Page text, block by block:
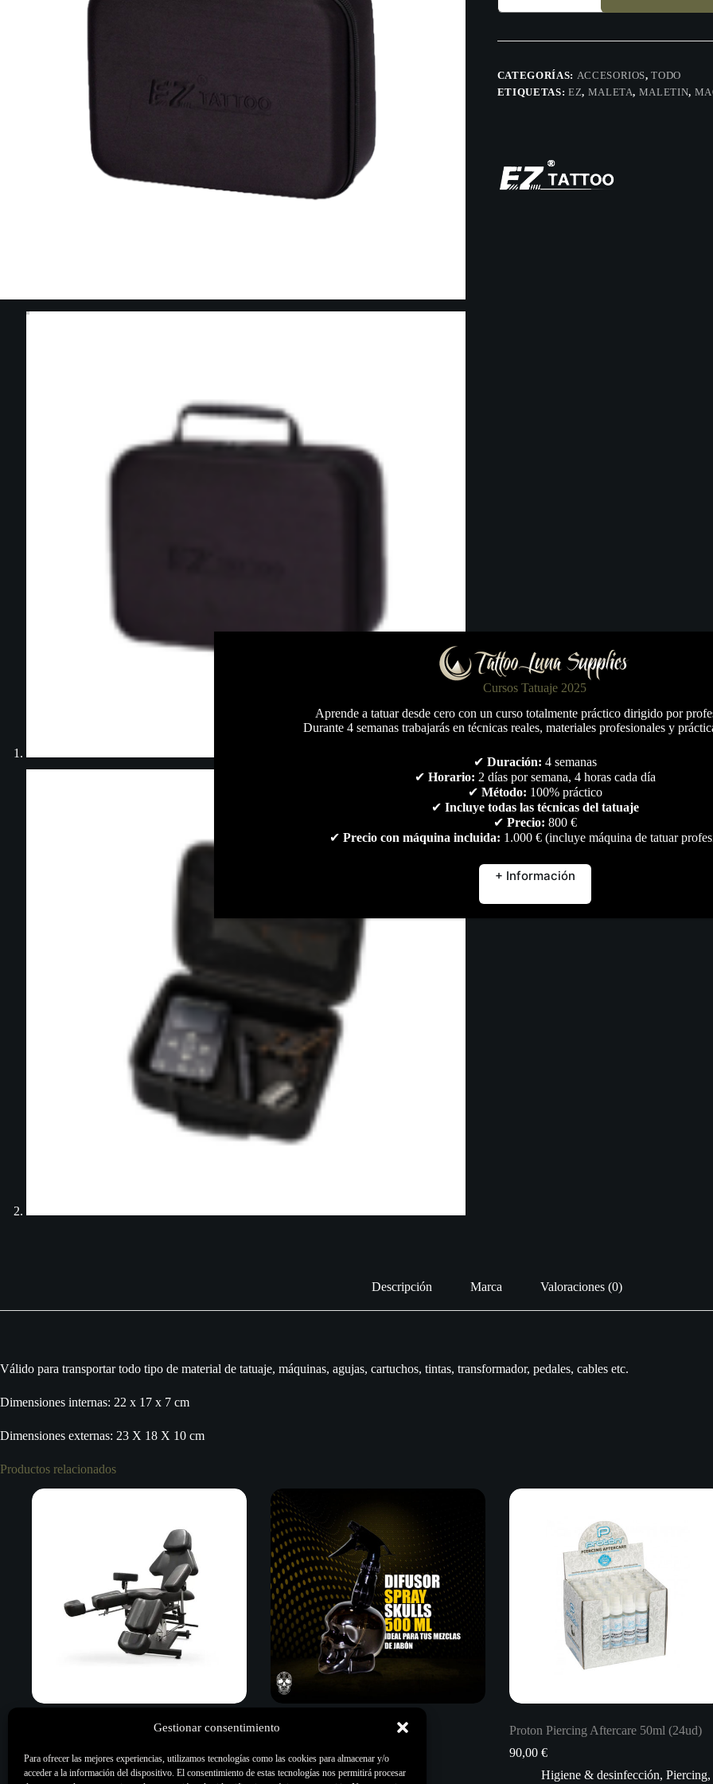
Gestionar consentimiento
Para ofrecer las mejores experiencias, utilizamos tecnologías como las cookies para almacenar y/o
acceder a la información del dispositivo. El consentimiento de estas tecnologías nos permitirá procesar
cantidad
CATEGORÍAS: ACCESORIOS,TODO
ETIQUETAS: EZ, MALETA, MALETIN,
Descripción Marca Valoraciones (0)
Válido para transportar todo tipo de material de tatuaje, máquinas, agujas, cartuchos, tintas, transformador, pedales, cables etc.
Dimensiones internas: 22 x 17 x 7 cm
Dimensiones externas: 23 X 18 X 10 cm
Productos relacionados
770,00
€
Mobiliario,Todo
Difusor Spray Calavera Skulls
11,00€
Accesorios,Higiene &
Proton Piercing Aftercare 50ml (24ud)
90,00 €
Higiene & desinfección, Piercing,
Cursos Tatuaje 2025
Aprende a tatuar desde cero con un curso totalmente práctico dirigido por
Durante 4 semanas trabajarás en técnicas reales, materiales profesionales y
✔ Duración: 4 semanas
✔ Horario: 2 días por semana, 4 horas cada día
✔ Método: 100% práctico
✔ Incluye todas las técnicas del tatuaje
✔ Precio: 800 €
✔ Precio con máquina incluida: 1.000 € (incluye máquina de tatuar
+ Información